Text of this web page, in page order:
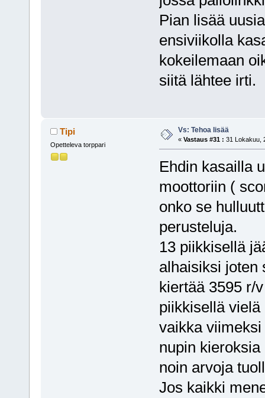
Pian lisää
ensiviikolla
kokeilemaan
siitä lähtee irti.
Tipi
Opetteleva torppari
Vs: Tehoa lisää
« Vastaus #31 : 31 Lokakuu,
Ehdin kasailla
moottoriin (
onko se
perusteluja.
13 piikkisellä
alhaisiksi joten
kiertää 3595 r/
piikkisellä
vaikka
nupin
noin arvoja
Jos kaikki